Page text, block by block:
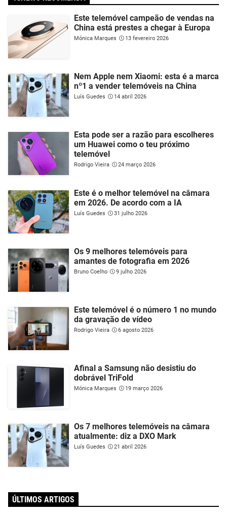
Este telemóvel campeão de vendas na
China está prestes a chegar à Europa
Mónica Marques 13 fevereiro 2026
Nem Apple nem Xiaomi: esta é a marca
nº1 a vender telemóveis na China
Luís Guedes 14 abril 2026
Esta pode ser a razão para escolheres
um Huawei como o teu próximo
telemóvel
Rodrigo Vieira 24 março 2026
Este é o melhor telemóvel na câmara
em 2026. De acordo com a IA
Luís Guedes 31 julho 2026
Os 9 melhores telemóveis para
amantes de fotografia em 2026
Bruno Coelho 9 julho 2026
Este telemóvel é o número 1 no mundo
da gravação de vídeo
Rodrigo Vieira 6 agosto 2026
Afinal a Samsung não desistiu do
dobrável TriFold
Mónica Marques 19 março 2026
Os 7 melhores telemóveis na câmara
atualmente: diz a DXO Mark
Luís Guedes 21 abril 2026
ÚLTIMOS ARTIGOS